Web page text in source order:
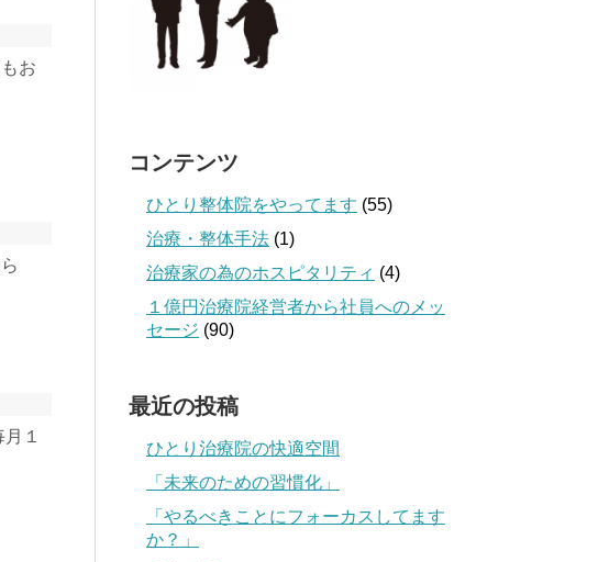
お
１
コンテンツ
ひとり整体院をやってます (55)
治療・整体手法 (1)
治療家の為のホスピタリティ (4)
１億円治療院経営者から社員へのメッ
セージ (90)
最近の投稿
ひとり治療院の快適空間
「未来のための習慣化」
「やるべきことにフォーカスしてます
か？」